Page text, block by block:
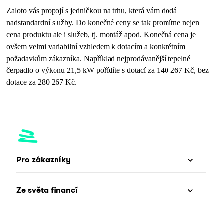
Zaloto vás propojí s jedničkou na trhu, která vám dodá
nadstandardní služby. Do konečné ceny se tak promítne nejen
cena produktu ale i služeb, tj. montáž apod. Konečná cena je
ovšem velmi variabilní vzhledem k dotacím a konkrétním
požadavkům zákazníka. Například nejprodávanější tepelné
čerpadlo o výkonu 21,5 kW pořídíte s dotací za 140 267 Kč, bez
dotace za 280 267 Kč.
Pro zákazníky
Ze světa financí